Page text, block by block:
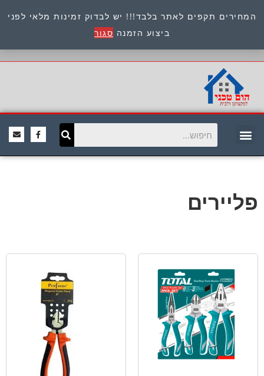
המחירים תקפים לאתר בלבד!!! יש לבדוק זמינות מלאי לפני
ביצוע הזמנה סגור
כתובת : היוזמים 9 אור יהודה שירות לקוחות 054-
8945722
פליירים